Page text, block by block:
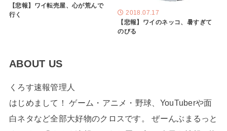
【悲報】ワイ転売屋、心が荒んで
行く
2018.07.17
【悲報】ワイのネッコ、暑すぎて
のびる
ABOUT US
くろす速報管理人
はじめまして！ ゲーム・アニメ・野球、YouTuberや面
白ネタなど全部大好物のクロスです。 ぜーんぶまるっと